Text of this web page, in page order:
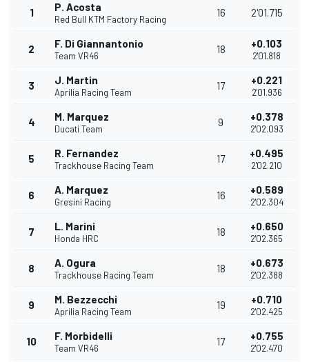
1 P. Acosta
Red Bull KTM Factory Racing
16 2'01.715
2 F. Di Giannantonio
Team VR46
18 +0.103
2'01.818
3 J. Martin
Aprilia Racing Team
17 +0.221
2'01.936
4 M. Marquez
Ducati Team
9 +0.378
2'02.093
5 R. Fernandez
Trackhouse Racing Team
17 +0.495
2'02.210
6 A. Marquez
Gresini Racing
16 +0.589
2'02.304
7 L. Marini
Honda HRC
18 +0.650
2'02.365
8 A. Ogura
Trackhouse Racing Team
18 +0.673
2'02.388
9 M. Bezzecchi
Aprilia Racing Team
19 +0.710
2'02.425
10 F. Morbidelli
Team VR46
17 +0.755
2'02.470